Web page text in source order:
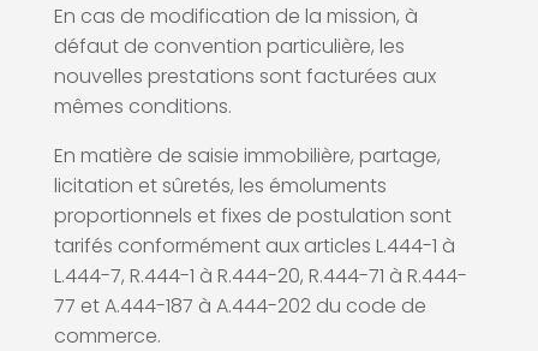
En cas de modification de la mission, à
défaut de convention particulière, les
nouvelles prestations sont facturées aux
mêmes conditions.
En matière de saisie immobilière, partage,
licitation et sûretés, les émoluments
proportionnels et fixes de postulation sont
tarifés conformément aux articles L.444-1 à
L.444-7, R.444-1 à R.444-20, R.444-71 à R.444-
77 et A.444-187 à A.444-202 du code de
commerce.